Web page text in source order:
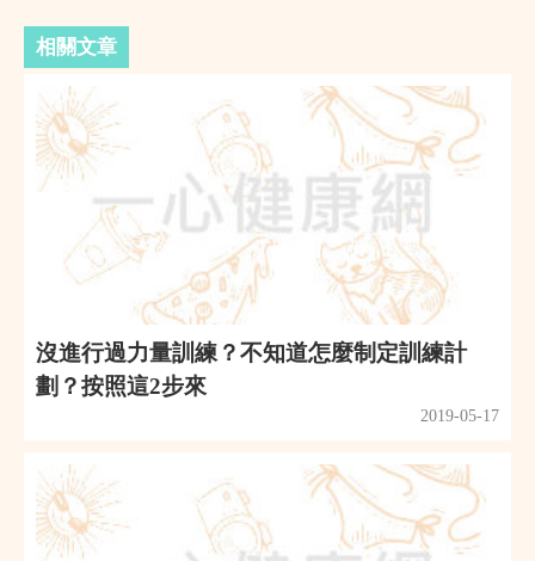
相關文章
沒進行過力量訓練？不知道怎麼制定訓練計
劃？按照這2步來
2019-05-17